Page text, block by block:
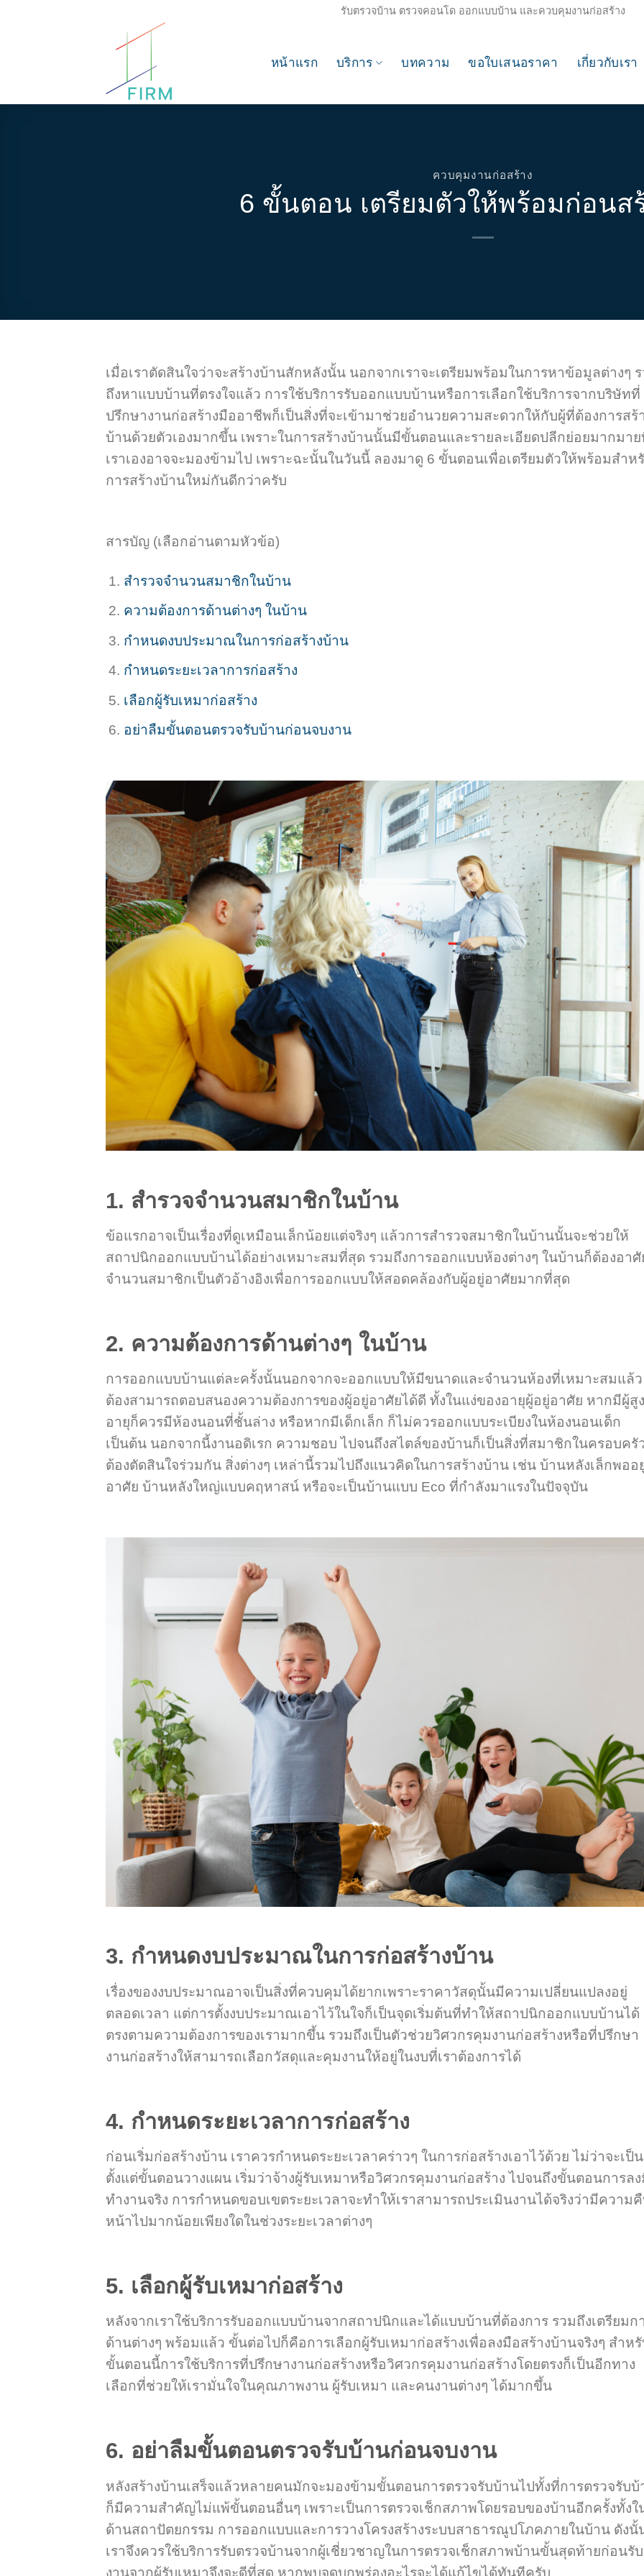
รับตรวจบ้าน ตรวจคอนโด ออกแบบบ้าน และควบคุมงานก่อสร้าง
หน้าแรก บริการ บทความ ขอใบเสนอราคา เกี่ยวกับเรา
ควบคุมงานก่อสร้าง
6 ขั้นตอน เตรียมตัวให้พร้อมก่อนส
เมื่อเราตัดสินใจว่าจะสร้างบ้านสักหลังนั้น นอกจากเราจะเตรียมพร้อมในการหาข้อมูลต่างๆ
ถึงหาแบบบ้านที่ตรงใจแล้ว การใช้บริการรับออกแบบบ้านหรือการเลือกใช้บริการจากบริษัทที่
ปรึกษางานก่อสร้างมืออาชีพก็เป็นสิ่งที่จะเข้ามาช่วยอำนวยความสะดวกให้กับผู้ที่ต้องการสร้
บ้านด้วยตัวเองมากขึ้น เพราะในการสร้างบ้านนั้นมีขั้นตอนและรายละเอียดปลีกย่อยมากมา
เราเองอาจจะมองข้ามไป เพราะฉะนั้นในวันนี้ ลองมาดู 6 ขั้นตอนเพื่อเตรียมตัวให้พร้อมสำห
การสร้างบ้านใหม่กันดีกว่าครับ
สารบัญ (เลือกอ่านตามหัวข้อ)
สำรวจจำนวนสมาชิกในบ้าน
ความต้องการด้านต่างๆ ในบ้าน
กำหนดงบประมาณในการก่อสร้างบ้าน
กำหนดระยะเวลาการก่อสร้าง
เลือกผู้รับเหมาก่อสร้าง
อย่าลืมขั้นตอนตรวจรับบ้านก่อนจบงาน
1. สำรวจจำนวนสมาชิกในบ้าน
ข้อแรกอาจเป็นเรื่องที่ดูเหมือนเล็กน้อยแต่จริงๆ แล้วการสำรวจสมาชิกในบ้านนั้นจะช่วยให้
สถาปนิกออกแบบบ้านได้อย่างเหมาะสมที่สุด รวมถึงการออกแบบห้องต่างๆ ในบ้านก็ต้องอาศั
จำนวนสมาชิกเป็นตัวอ้างอิงเพื่อการออกแบบให้สอดคล้องกับผู้อยู่อาศัยมากที่สุด
2. ความต้องการด้านต่างๆ ในบ้าน
การออกแบบบ้านแต่ละครั้งนั้นนอกจากจะออกแบบให้มีขนาดและจำนวนห้องที่เหมาะสมแล้ว
ต้องสามารถตอบสนองความต้องการของผู้อยู่อาศัยได้ดี ทั้งในแง่ของอายุผู้อยู่อาศัย หากมีผู้สูง
อายุก็ควรมีห้องนอนที่ชั้นล่าง หรือหากมีเด็กเล็ก ก็ไม่ควรออกแบบระเบียงในห้องนอนเด็ก
เป็นต้น นอกจากนี้งานอดิเรก ความชอบ ไปจนถึงสไตล์ของบ้านก็เป็นสิ่งที่สมาชิกในครอบครั
ต้องตัดสินใจร่วมกัน สิ่งต่างๆ เหล่านี้รวมไปถึงแนวคิดในการสร้างบ้าน เช่น บ้านหลังเล็กพออ
อาศัย บ้านหลังใหญ่แบบคฤหาสน์ หรือจะเป็นบ้านแบบ Eco ที่กำลังมาแรงในปัจจุบัน
3. กำหนดงบประมาณในการก่อสร้างบ้าน
เรื่องของงบประมาณอาจเป็นสิ่งที่ควบคุมได้ยากเพราะราคาวัสดุนั้นมีความเปลี่ยนแปลงอยู่
ตลอดเวลา แต่การตั้งงบประมาณเอาไว้ในใจก็เป็นจุดเริ่มต้นที่ทำให้สถาปนิกออกแบบบ้านได้
ตรงตามความต้องการของเรามากขึ้น รวมถึงเป็นตัวช่วยวิศวกรคุมงานก่อสร้างหรือที่ปรึกษา
งานก่อสร้างให้สามารถเลือกวัสดุและคุมงานให้อยู่ในงบที่เราต้องการได้
4. กำหนดระยะเวลาการก่อสร้าง
ก่อนเริ่มก่อสร้างบ้าน เราควรกำหนดระยะเวลาคร่าวๆ ในการก่อสร้างเอาไว้ด้วย ไม่ว่าจะเป็น
ตั้งแต่ขั้นตอนวางแผน เริ่มว่าจ้างผู้รับเหมาหรือวิศวกรคุมงานก่อสร้าง ไปจนถึงขั้นตอนการล
ทำงานจริง การกำหนดขอบเขตระยะเวลาจะทำให้เราสามารถประเมินงานได้จริงว่ามีความ
หน้าไปมากน้อยเพียงใดในช่วงระยะเวลาต่างๆ
5. เลือกผู้รับเหมาก่อสร้าง
หลังจากเราใช้บริการรับออกแบบบ้านจากสถาปนิกและได้แบบบ้านที่ต้องการ รวมถึงเตรียมก
ด้านต่างๆ พร้อมแล้ว ขั้นต่อไปก็คือการเลือกผู้รับเหมาก่อสร้างเพื่อลงมือสร้างบ้านจริงๆ สำห
ขั้นตอนนี้การใช้บริการที่ปรึกษางานก่อสร้างหรือวิศวกรคุมงานก่อสร้างโดยตรงก็เป็นอีกทาง
เลือกที่ช่วยให้เรามั่นใจในคุณภาพงาน ผู้รับเหมา และคนงานต่างๆ ได้มากขึ้น
6. อย่าลืมขั้นตอนตรวจรับบ้านก่อนจบงาน
หลังสร้างบ้านเสร็จแล้วหลายคนมักจะมองข้ามขั้นตอนการตรวจรับบ้านไปทั้งที่การตรวจรับบ้
ก็มีความสำคัญไม่แพ้ขั้นตอนอื่นๆ เพราะเป็นการตรวจเช็กสภาพโดยรอบของบ้านอีกครั้งทั้งใ
ด้านสถาปัตยกรรม การออกแบบและการวางโครงสร้างระบบสาธารณูปโภคภายในบ้าน ดังนั้
เราจึงควรใช้บริการรับตรวจบ้านจากผู้เชี่ยวชาญในการตรวจเช็กสภาพบ้านขั้นสุดท้ายก่อนรับ
งานจากผู้รับเหมาจึงจะดีที่สุด หากพบจุดบกพร่องอะไรจะได้แก้ไขได้ทันทีครับ